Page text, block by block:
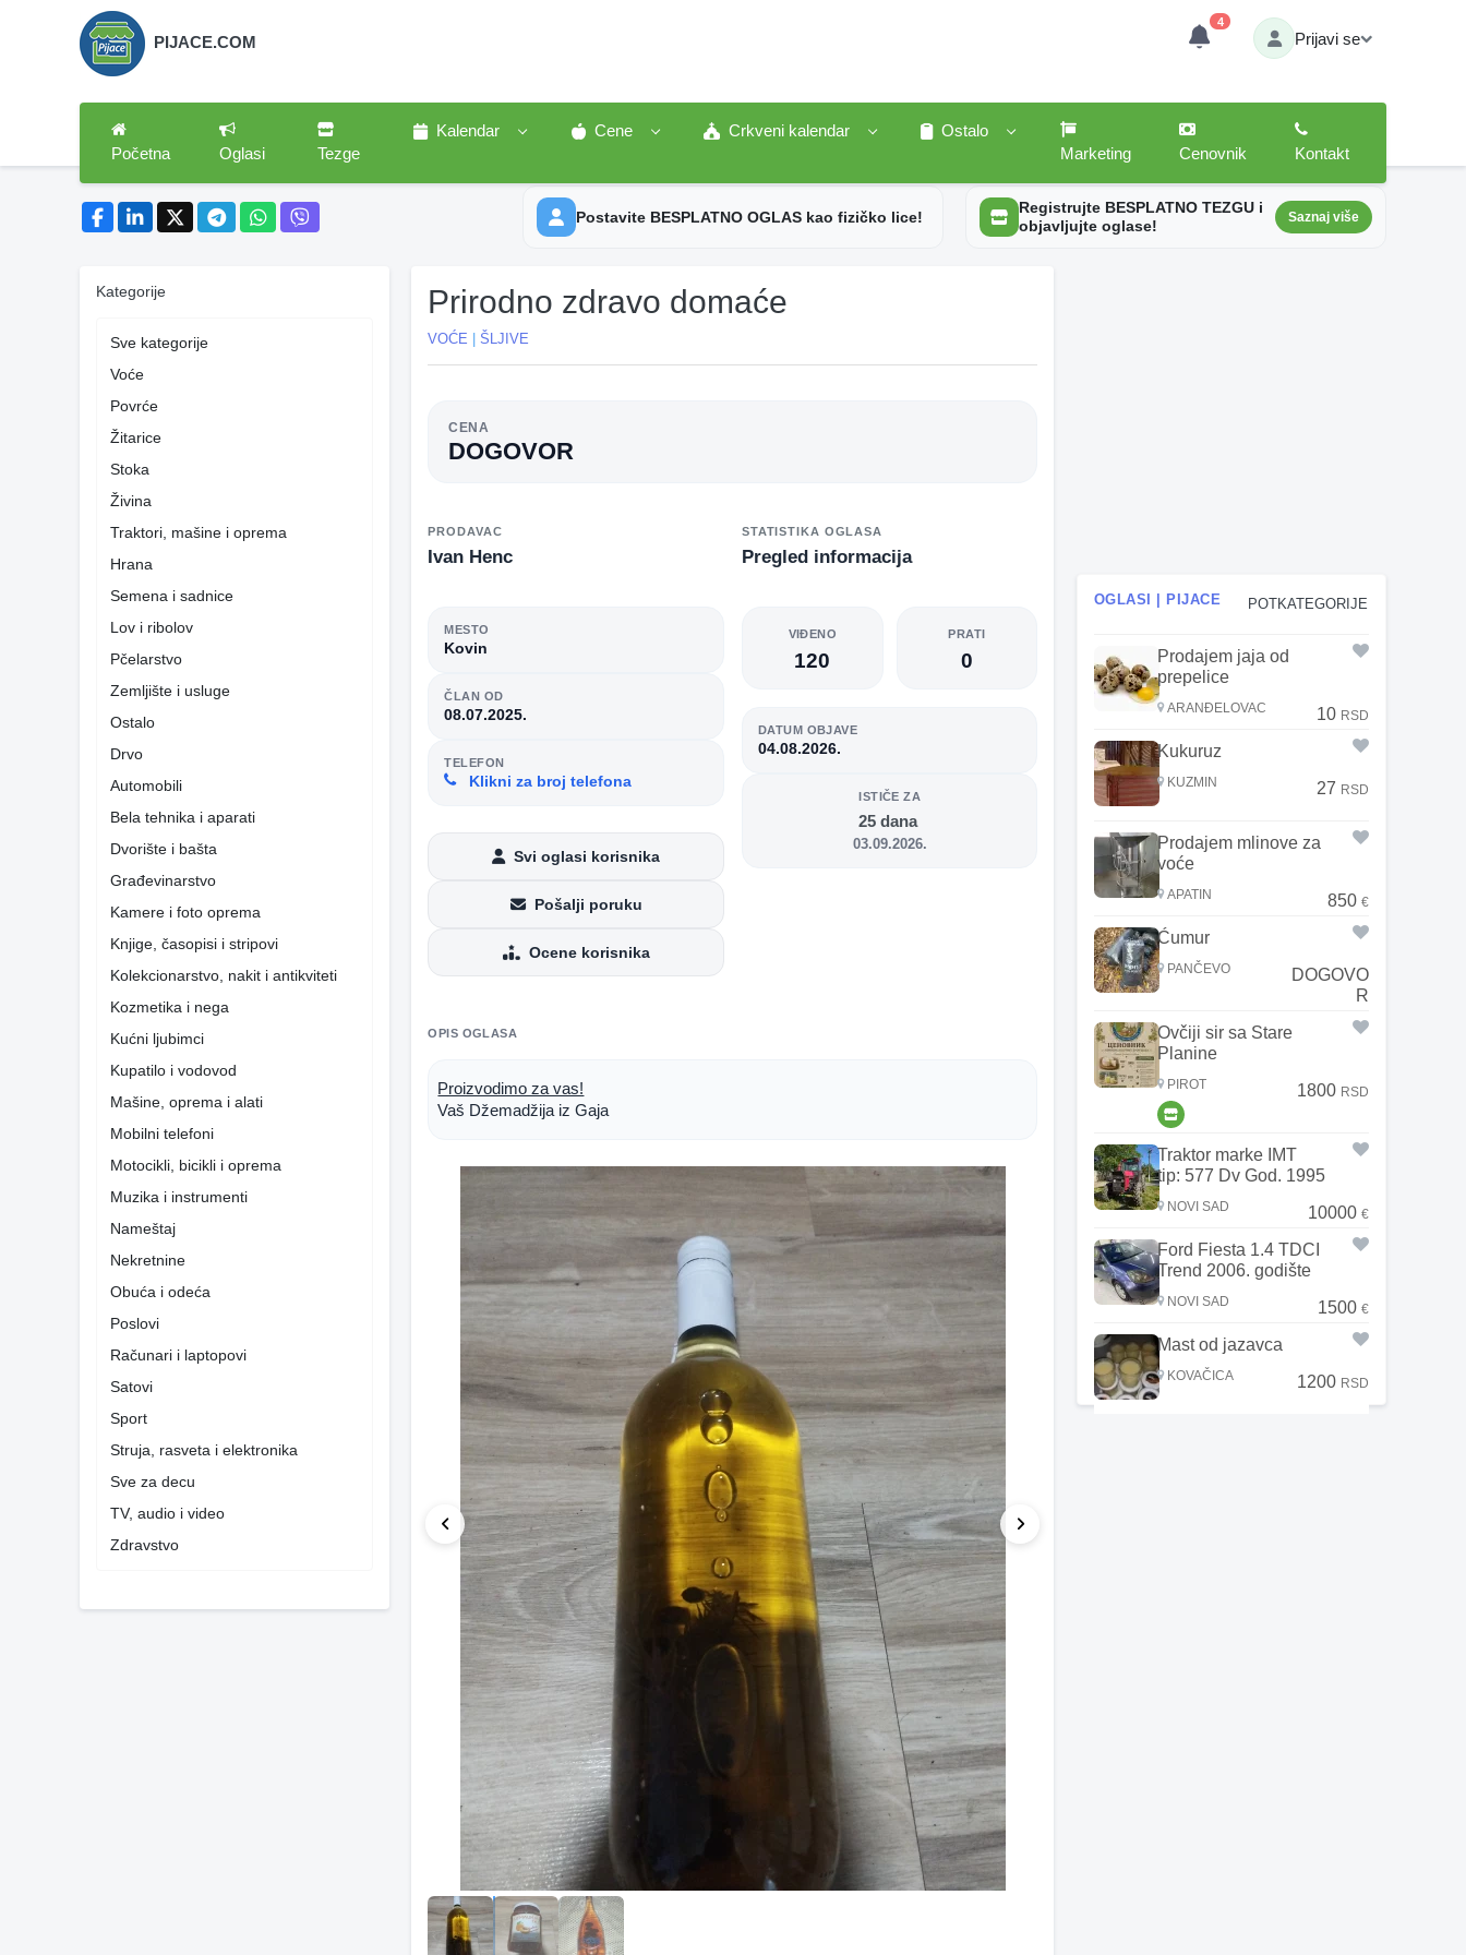
PIJACE.COM
4
Prijavi se
Početna Oglasi Tezge
Kalendar Cene Crkveni kalendar
Ostalo
Marketing
Cenovnik Kontakt
Postavite BESPLATNO OGLAS kao fizičko lice!
Registrujte BESPLATNO TEZGU i
objavljujte oglase!
Saznaj više
Kategorije
Sve kategorije
Voće
Povrće
Žitarice
Stoka
Živina
Traktori, mašine i oprema
Hrana
Semena i sadnice
Lov i ribolov
Pčelarstvo
Zemljište i usluge
Ostalo
Drvo
Automobili
Bela tehnika i aparati
Dvorište i bašta
Građevinarstvo
Kamere i foto oprema
Knjige, časopisi i stripovi
Kolekcionarstvo, nakit i antikviteti
Kozmetika i nega
Kućni ljubimci
Kupatilo i vodovod
Mašine, oprema i alati
Mobilni telefoni
Motocikli, bicikli i oprema
Muzika i instrumenti
Nameštaj
Nekretnine
Obuća i odeća
Poslovi
Računari i laptopovi
Satovi
Sport
Struja, rasveta i elektronika
Sve za decu
TV, audio i video
Zdravstvo
Prirodno zdravo domaće
VOĆE |ŠLJIVE
CENA
DOGOVOR
PRODAVAC
Ivan Henc
MESTO
Kovin
ČLAN OD
08.07.2025.
TELEFON
Klikni za broj telefona
Svi oglasi korisnika
Pošalji poruku
Ocene korisnika
STATISTIKA OGLASA
Pregled informacija
VIĐENO
120
PRATI
0
DATUM OBJAVE
04.08.2026.
ISTIČE ZA
25 dana
03.09.2026.
OPIS OGLASA
Proizvodimo za vas!
Vaš Džemadžija iz Gaja
POTKATEGORIJE
OGLASI | PIJACE
Prodajem jaja od
prepelice
ARANĐELOVAC 10 RSD
Kukuruz
KUZMIN 27 RSD
Prodajem mlinove za
voće
APATIN 850 €
Ćumur
PANČEVO
DOGOVO
R
Ovčiji sir sa Stare
Planine
PIROT 1800 RSD
Traktor marke IMT
tip: 577 Dv God. 1995
NOVI SAD 10000 €
Ford Fiesta 1.4 TDCI
Trend 2006. godište
NOVI SAD 1500 €
Mast od jazavca
KOVAČICA 1200 RSD